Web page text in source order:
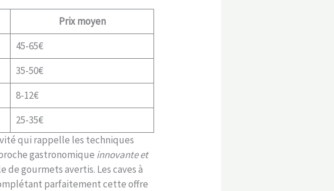
Prix moyen
45-65€
35-50€
8-12€
25-35€
qui rappelle les techniques
gastronomique innovante et
gourmets avertis. Les caves à
parfaitement cette offre